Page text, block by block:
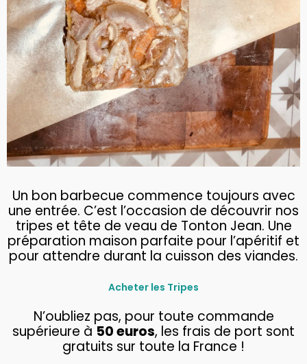
Un bon barbecue commence toujours avec
une entrée. C’est l’occasion de découvrir nos
tripes et tête de veau de Tonton Jean. Une
préparation maison parfaite pour l’apéritif et
pour attendre durant la cuisson des viandes.
Acheter les Tripes
N’oubliez pas, pour toute commande
supérieure à 50 euros, les frais de port sont
gratuits sur toute la France !